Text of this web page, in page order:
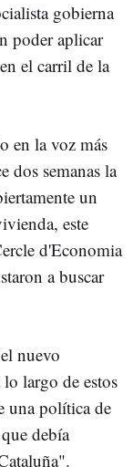
gobierna
poder aplicar
el carril de la
en la voz más
dos semanas la
un
este
d'Economia
a buscar
nuevo
largo de estos
una política de
debía